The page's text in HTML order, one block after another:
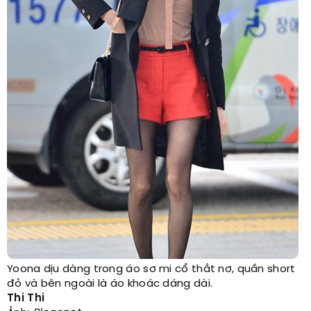
Yoona dịu dàng trong áo sơ mi cổ thắt nơ, quần short
đỏ và bên ngoài là áo khoác dáng dài.
Thi Thi